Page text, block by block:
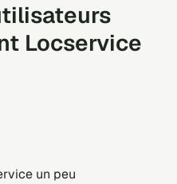
Locservice
un peu